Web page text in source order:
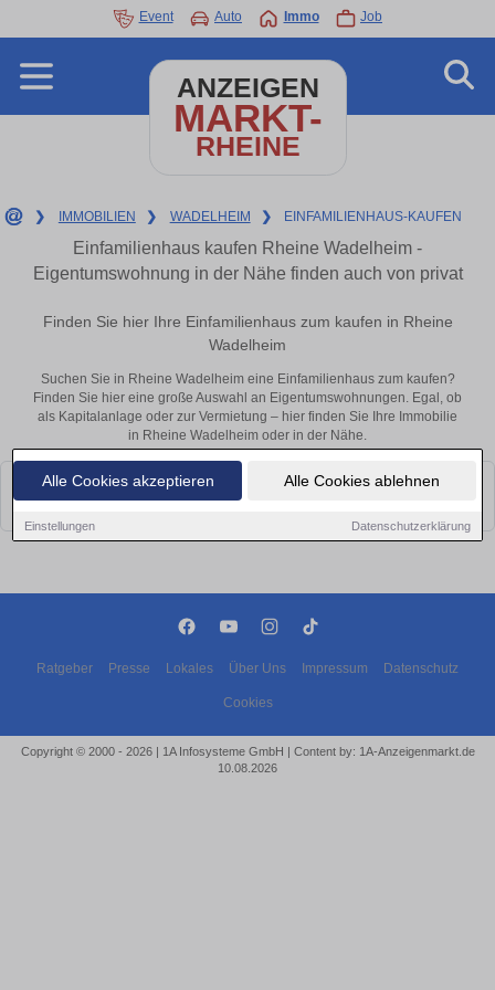
Alle Cookies akzeptieren Alle Cookies ablehnen
Einstellungen Datenschutzerklärung
Event Auto Immo Job
ANZEIGEN
MARKT-
RHEINE
❯ IMMOBILIEN ❯ WADELHEIM ❯ EINFAMILIENHAUS-KAUFEN
Einfamilienhaus kaufen Rheine Wadelheim -
Eigentumswohnung in der Nähe finden auch von privat
Finden Sie hier Ihre Einfamilienhaus zum kaufen in Rheine
Wadelheim
Suchen Sie in Rheine Wadelheim eine Einfamilienhaus zum kaufen?
Finden Sie hier eine große Auswahl an Eigentumswohnungen. Egal, ob
als Kapitalanlage oder zur Vermietung – hier finden Sie Ihre Immobilie
in Rheine Wadelheim oder in der Nähe.
Leider konnten wir derzeit keine passenden Objekte finden. Schauen Sie
bald wieder vorbei!
Ratgeber Presse Lokales Über Uns Impressum Datenschutz
Cookies
Copyright © 2000 - 2026 | 1A Infosysteme GmbH | Content by: 1A-Anzeigenmarkt.de
10.08.2026